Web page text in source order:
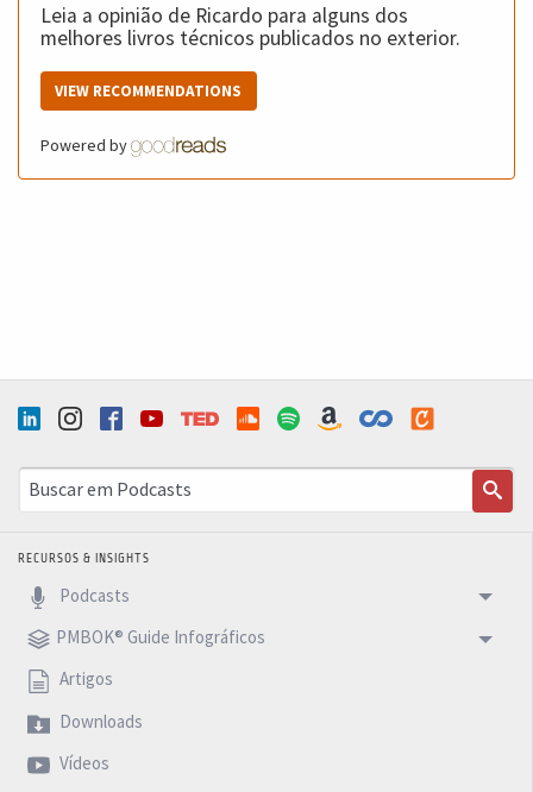
Leia a opinião de Ricardo para alguns dos
melhores livros técnicos publicados no exterior.
VIEW RECOMMENDATIONS
Powered by
RECURSOS & INSIGHTS
Podcasts
PMBOK® Guide Infográficos
Artigos
Downloads
Vídeos